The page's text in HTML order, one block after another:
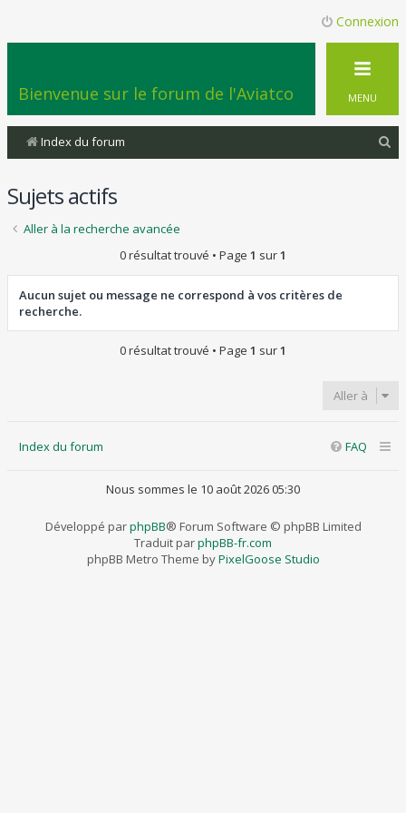
Connexion
Bienvenue sur le forum de l'Aviatco MENU
Index du forum
Sujets actifs
Aller à la recherche avancée
0 résultat trouvé • Page 1 sur1
Aucun sujet ou message ne correspond à vos critères de
recherche.
0 résultat trouvé • Page 1 sur1
Aller à
Index du forum FAQ
Nous sommes le 10 août 2026 05:30
Développé parphpBB® Forum Software © phpBB Limited
Traduit parphpBB-fr.com
phpBB Metro Theme byPixelGoose Studio